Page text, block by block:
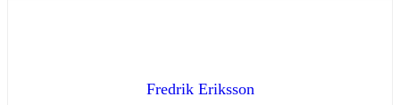
Fredrik Eriksson